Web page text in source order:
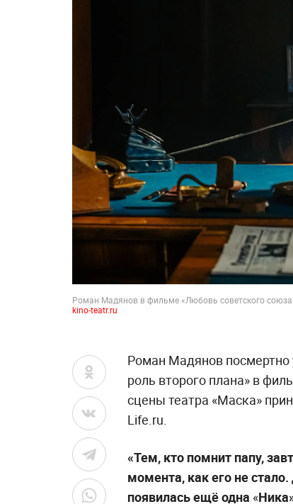
Роман Мадянов в фильме «Любовь советского
kino-teatr.ru
Роман Мадянов
роль второго плана» в
сцены театра «Маска»
Life.ru.
«Тем, кто помнит папу,
момента, как его не
появилась ещё одна «